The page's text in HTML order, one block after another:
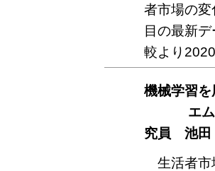
者市場の
目の最新
較より
機械学習
エム・
究員 池田
生活者市